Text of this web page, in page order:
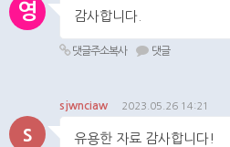
영 감사합니다.
댓글주소복사 댓글
s
sjwnciaw 2023.05.26 14:21
유용한 자료 감사합니다!